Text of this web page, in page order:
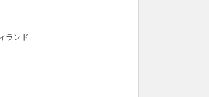
ランド